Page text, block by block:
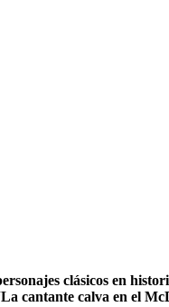
clásicos en
cantante calva en el